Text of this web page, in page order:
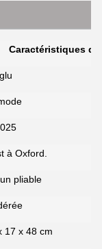
Caractéristiques
à Oxford.
pliable
17 x 48 cm